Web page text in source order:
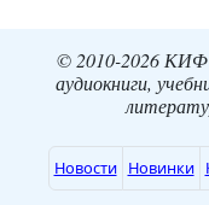
© 2010-2026 КИФ
аудиокниги,
Новости Новинки